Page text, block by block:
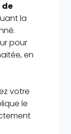
de
la
pour
en
votre
le